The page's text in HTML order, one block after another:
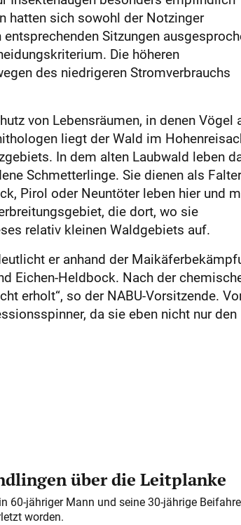
hatten sich sowohl der Notzinger
Sitzungen
Die höheren
des niedrigeren Stromverbrauchs
von Lebensräumen, in denen Vögel
liegt der Wald im
In dem alten Laubwald leben
Schmetterlinge. Sie dienen als Falter
Pirol oder Neuntöter leben hier und
die dort, wo sie
relativ kleinen Waldgebiets auf.
er anhand der
Eichen-Heldbock. Nach der
erholt“, so der NABU-Vorsitzende.
da sie eben nicht nur den
über die Leitplanke
60-jähriger Mann und seine 30-jährige
worden.